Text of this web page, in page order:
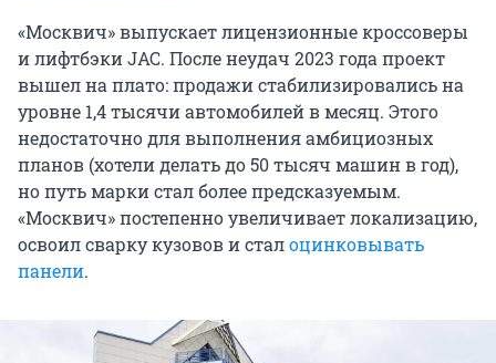
«Москвич» выпускает лицензионные кроссоверы
и лифтбэки JAC. После неудач 2023 года проект
вышел на плато: продажи стабилизировались на
уровне 1,4 тысячи автомобилей в месяц. Этого
недостаточно для выполнения амбициозных
планов (хотели делать до 50 тысяч машин в год),
но путь марки стал более предсказуемым.
«Москвич» постепенно увеличивает локализацию,
освоил сварку кузовов и сталоцинковывать
панели.